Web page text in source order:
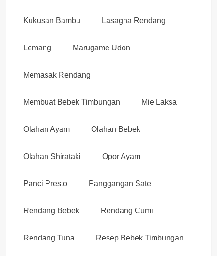
Kukusan Bambu Lasagna Rendang
Lemang Marugame Udon
Memasak Rendang
Membuat Bebek Timbungan Mie Laksa
Olahan Ayam Olahan Bebek
Olahan Shirataki Opor Ayam
Panci Presto Panggangan Sate
Rendang Bebek Rendang Cumi
Rendang Tuna Resep Bebek Timbungan